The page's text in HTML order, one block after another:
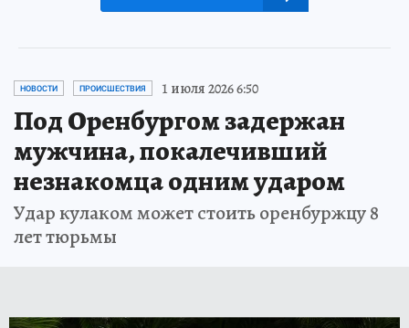
НОВОСТИ ПРОИСШЕСТВИЯ 1 июля 2026 6:50
Под Оренбургом задержан
мужчина, покалечивший
незнакомца одним ударом
Удар кулаком может стоить оренбуржцу 8
лет тюрьмы